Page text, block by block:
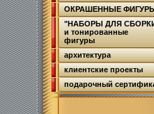
ОКРАШЕННЫЕ
"НАБОРЫ ДЛЯ
и тонированные
фигуры
архитектура
клиентские проекты
подарочный